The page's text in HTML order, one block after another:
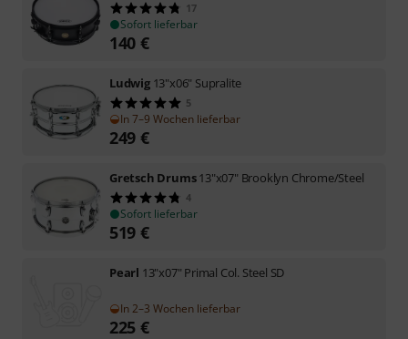
17
Sofort lieferbar
140 €
Ludwig 13"x06" Supralite
5
In 7–9 Wochen lieferbar
249 €
Gretsch Drums13"x07" Brooklyn Chrome/Steel
4
Sofort lieferbar
519 €
Pearl 13"x07" Primal Col. Steel SD
In 2–3 Wochen lieferbar
225 €